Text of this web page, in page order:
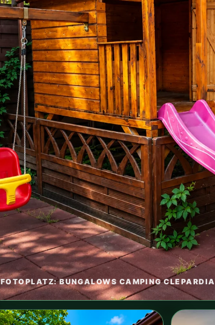
FOTOPLATZ: BUNGALOWS CAMPING CLEPARDIA